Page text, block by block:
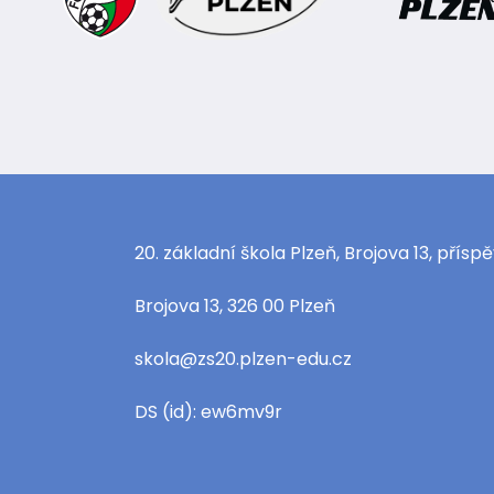
20. základní škola Plzeň, Brojova 13,
Brojova 13, 326 00 Plzeň
skola@zs20.plzen-edu.cz
DS (id): ew6mv9r